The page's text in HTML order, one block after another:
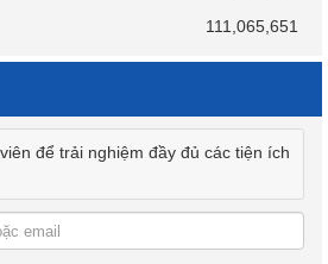
111,065,651
để trải nghiệm đầy đủ các tiện ích